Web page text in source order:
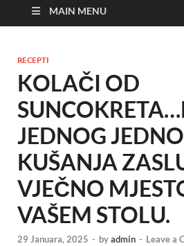
MAIN MENU
RECEPTI
KOLAČI OD
JEDNOG
KUŠANJA
VJEČNO
VAŠEM STOLU.
29 Januara, 2025 - byadmin - Leave a